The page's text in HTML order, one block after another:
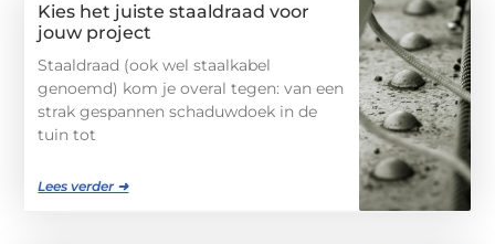
Kies het juiste staaldraad voor
jouw project
Staaldraad (ook wel staalkabel
genoemd) kom je overal tegen: van een
strak gespannen schaduwdoek in de
tuin tot
Lees verder ➜